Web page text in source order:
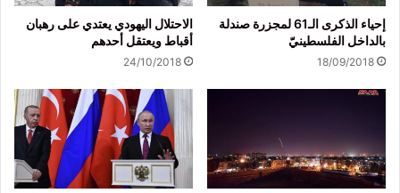
إحياء الذكرى الـ61 لمجزرة صندلة
بالداخل الفلسطينيّ
18/09/2018
الاحتلال اليهودي يعتدي على رهبان
أقباط ويعتقل أحدهم
24/10/2018